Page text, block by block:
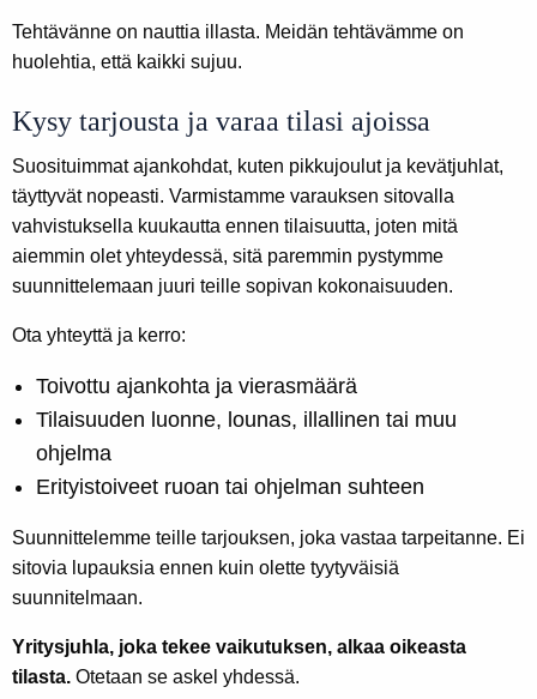
Tehtävänne on nauttia illasta. Meidän tehtävämme on
huolehtia, että kaikki sujuu.
Kysy tarjousta ja varaa tilasi ajoissa
Suosituimmat ajankohdat, kuten pikkujoulut ja kevätjuhlat,
täyttyvät nopeasti. Varmistamme varauksen sitovalla
vahvistuksella kuukautta ennen tilaisuutta, joten mitä
aiemmin olet yhteydessä, sitä paremmin pystymme
suunnittelemaan juuri teille sopivan kokonaisuuden.
Ota yhteyttä ja kerro:
Toivottu ajankohta ja vierasmäärä
Tilaisuuden luonne, lounas, illallinen tai muu
ohjelma
Erityistoiveet ruoan tai ohjelman suhteen
Suunnittelemme teille tarjouksen, joka vastaa tarpeitanne. Ei
sitovia lupauksia ennen kuin olette tyytyväisiä
suunnitelmaan.
Yritysjuhla, joka tekee vaikutuksen, alkaa oikeasta
tilasta. Otetaan se askel yhdessä.